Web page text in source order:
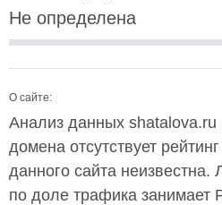
Не определена
О сайте:
Анализ данных shatalova.ru
домена отсутствует
данного сайта
по доле трафика занимает